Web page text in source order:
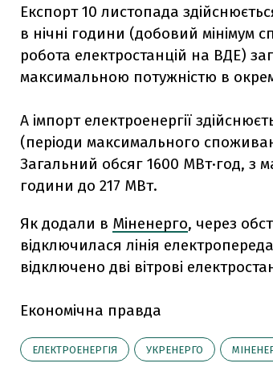
Експорт 10 листопада
в нічні години (добовий мінімум
робота електростанцій на ВДЕ)
максимальною потужністю в
А імпорт електроенергії
(періоди максимального
Загальний обсяг 1600 МВт·год, з
години до 217 МВт.
Як додали в Міненерго, через
відключилася лінія
відключено дві вітрові
Економічна правда
ЕЛЕКТРОЕНЕРГІЯ УКРЕНЕРГО